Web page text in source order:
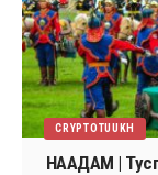
CRYPTOTUUKH
НААДАМ |